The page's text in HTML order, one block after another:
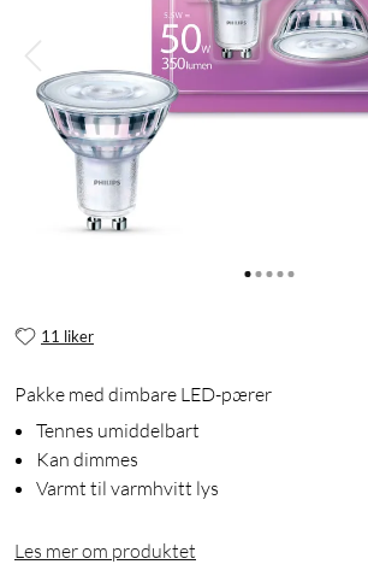
11 liker
Pakke med dimbare LED-pærer
Tennes umiddelbart
Kan dimmes
Varmt til varmhvitt lys
Les mer om produktet